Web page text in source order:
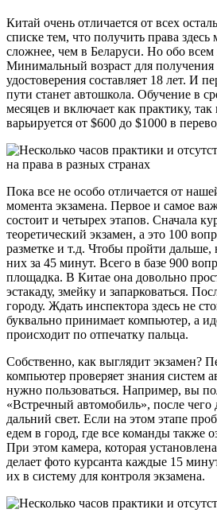
Китай очень отличается от всех
списке тем, что получить права
сложнее, чем в Беларуси. Но обо всем
Минимальный возраст для получения
удостоверения составляет 18 лет. И
пути станет автошкола. Обучение в
месяцев и включает как практику,
варьируется от $600 до $1000 в
Пока все не особо отличается от
момента экзамена. Первое и самое
состоит и четырех этапов. Сначала
теоретический экзамен, а это 100
разметке и т.д. Чтобы пройти дальше,
них за 45 минут. Всего в базе 900
площадка. В Китае она довольно
эстакаду, змейку и запарковаться.
городу. Ждать инспектора здесь не
буквально принимает компьютер, а
происходит по отпечатку пальца.
Собственно, как выглядит экзамен?
компьютер проверяет знания систем
нужно пользоваться. Например, вы
«Встречный автомобиль», после
дальний свет. Если на этом этапе
едем в город, где все команды также
При этом камера, которая
делает фото курсанта каждые 15
их в систему для контроля экзамена.